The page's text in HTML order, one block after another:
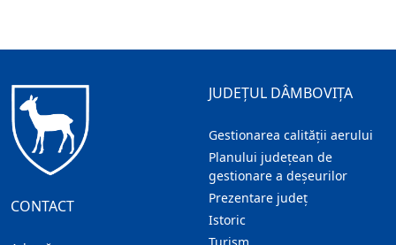
CONTACT
JUDEȚUL DÂMBOVIȚA
Gestionarea calității aerului
Planului județean de
gestionare a deșeurilor
Prezentare judeţ
Istoric